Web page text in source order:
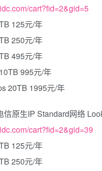
cart?fid=2&gid=5
125元/年
250元/年
495元/年
995元/年
20TB 1995元/年
原生IP Standard网络
cart?fid=2&gid=39
125元/年
250元/年